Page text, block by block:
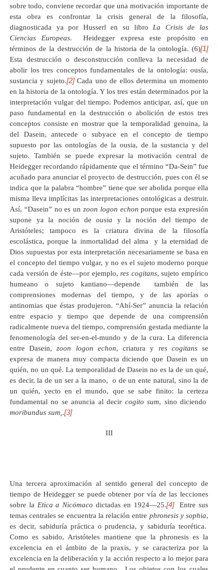
sobre todo, conviene recordar que una motivación importante de
esta obra es confrontar la crisis general de la filosofía,
diagnosticada ya por Husserl en su libroLa Crisis de las
Ciencias Europeas. Heidegger expresa este propósito en
términos de la destrucción de la historia de la ontología. (6)[1]
Esta destrucción o desconstrucción conlleva la necesidad de
abolir los tres conceptos fundamentales de la ontología: ousía,
sustancia y sujeto.[2]Cada uno de ellos determina un momento
en la historia de la ontología. Y los tres están determinados por la
interpretación vulgar del tiempo. Podemos anticipar, así, que un
paso fundamental en la destrucción o abolición de estos tres
conceptos consiste en mostrar que la temporalidad genuina, la
del Dasein, antecede o subyace en el concepto de tiempo
supuesto por las ontologías de la ousia, de la sustancia y del
sujeto. También se puede expresar la motivación central de
Heidegger recordando rápidamente que el término “Da-Sein” fue
acuñado para anunciar el proyecto de destrucción, pues con él se
indica que la palabra “hombre” tiene que ser abolida porque ella
misma lleva implícitas las interpretaciones ontológicas a destruir.
Así, “Dasein” no es un zoon logon echon porque esta expresión
supone ya la noción deousia y la noción del tiempo de
Aristóteles; tampoco es la criatura divina de la filosofía
escolástica, porque la inmortalidad del alma y la eternidad de
Dios supuestas por esta interpretación necesariamente se basa en
el concepto del tiempo vulgar, y no es el sujeto moderno porque
cada versión de éste—por ejemplo,res cogitans, sujeto empírico
humeano o sujeto kantiano—depende también de las
comprensiones modernas del tiempo, y de las aporías o
antinomias que éstas produjeron. “Ahí-Ser” anuncia la relación
entre espacio y tiempo que depende de una comprensión
radicalmente nueva del tiempo, comprensión gestada mediante la
fenomenología del ser-en-el-mundo y de la cura. La diferencia
entre Dasein,zoon logon echon, criatura y res cogitansse
expresa de manera muy compacta diciendo que Dasein es un
quién, no un qué. La temporalidad de Dasein no es la de un qué,
es decir, la de un ser a la mano, o de un ente natural, sino la de
un quién, yecto en el mundo, que se sabe finito: la certeza
fundamental no se anuncia al decir cogito sum, sino diciendo
moribundus sum,.[3]
III
Una tercera aproximación al sentido general del concepto de
tiempo de Heidegger se puede obtener por vía de las lecciones
sobre la Etica a Nicómacodictadas en 1924—25.[4]Entre sus
temas centrales se encuentra la relación entre phronesis y sophia,
es decir, sabiduría práctica o prudencia, y sabiduría teorética.
Como es sabido, Aristóteles mantiene que la phronesis es la
excelencia en el ámbito de la praxis, y se caracteriza por la
excelencia en la deliberación y la acción respecto a lo mejor para